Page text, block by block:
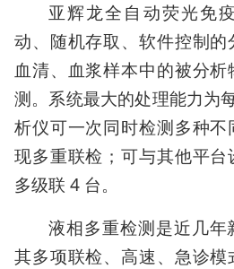
亚辉龙全自动荧光免
动、随机存取、软件控制
血清、血浆样本中的被分
测。系统最大的处理能力为
析仪可一次同时检测多种
现多重联检；可与其他平
多级联 4 台。
液相多重检测是近几
其多项联检、高速、急诊